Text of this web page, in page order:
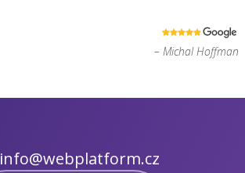
– Michal Hoffman
info@webplatform.cz